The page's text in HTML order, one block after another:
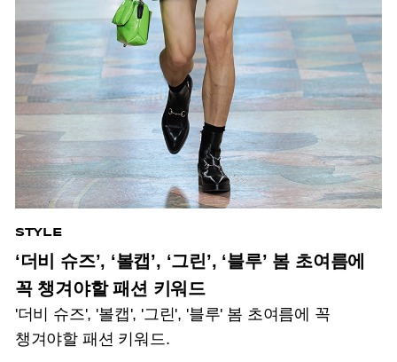
STYLE
‘더비 슈즈’, ‘볼캡’, ‘그린’, ‘블루’ 봄 초여름에
꼭 챙겨야할 패션 키워드
'더비 슈즈', '볼캡', '그린', '블루' 봄 초여름에 꼭
챙겨야할 패션 키워드.